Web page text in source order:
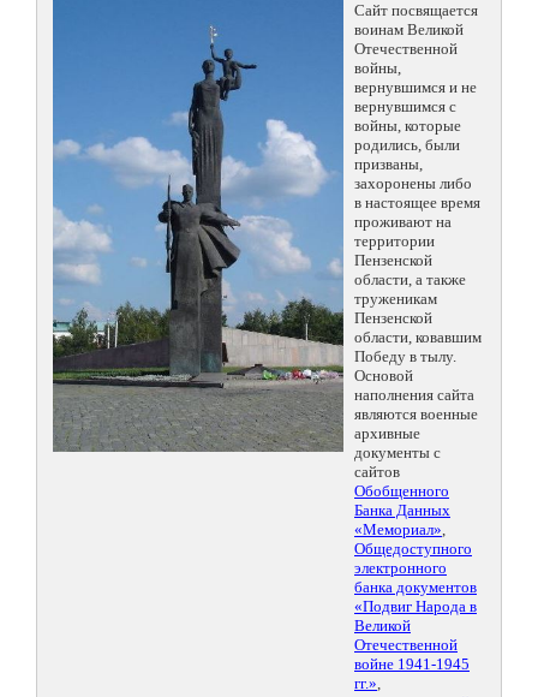
Сайт посвящается
воинам Великой
Отечественной
войны,
вернувшимся и не
вернувшимся с
войны, которые
родились, были
призваны,
захоронены либо
в настоящее время
проживают на
территории
Пензенской
области, а также
труженикам
Пензенской
области, ковавшим
Победу в тылу.
Основой
наполнения сайта
являются военные
архивные
документы с
сайтов
Обобщенного
Банка Данных
«Мемориал»,
Общедоступного
электронного
банка документов
«Подвиг Народа в
Великой
Отечественной
войне 1941-1945
гг.»,